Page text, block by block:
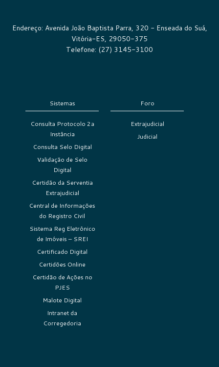
Endereço: Avenida João Baptista Parra, 320 - Enseada do Suá,
Vitória-ES, 29050-375
Telefone: (27) 3145-3100
Sistemas
Consulta Protocolo 2a
Instância
Consulta Selo Digital
Validação de Selo
Digital
Certidão da Serventia
Extrajudicial
Central de Informações
do Registro Civil
Sistema Reg Eletrônico
de Imóveis – SREI
Certificado Digital
Certidões Online
Certidão de Ações no
PJES
Malote Digital
Intranet da
Corregedoria
Foro
Extrajudicial
Judicial